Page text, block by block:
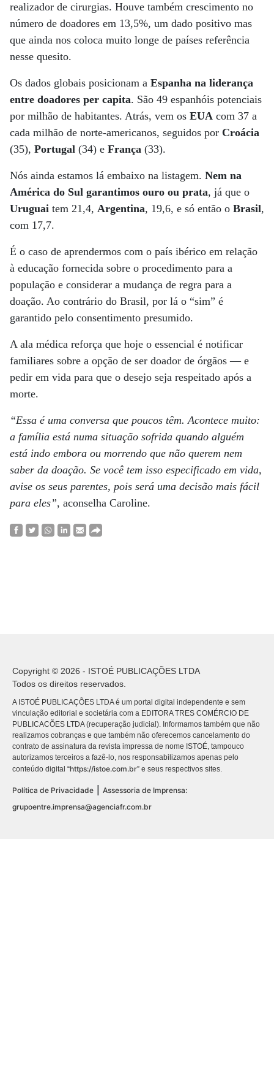
realizador de cirurgias. Houve também crescimento no
número de doadores em 13,5%, um dado positivo mas
que ainda nos coloca muito longe de países referência
nesse quesito.
Os dados globais posicionam a Espanha na liderança
entre doadores per capita. São 49 espanhóis potenciais
por milhão de habitantes. Atrás, vem os EUA com 37 a
cada milhão de norte-americanos, seguidos por Croácia
(35), Portugal (34) e França (33).
Nós ainda estamos lá embaixo na listagem. Nem na
América do Sul garantimos ouro ou prata, já que o
Uruguai tem 21,4, Argentina, 19,6, e só então o Brasil,
com 17,7.
É o caso de aprendermos com o país ibérico em relação
à educação fornecida sobre o procedimento para a
população e considerar a mudança de regra para a
doação. Ao contrário do Brasil, por lá o “sim” é
garantido pelo consentimento presumido.
A ala médica reforça que hoje o essencial é notificar
familiares sobre a opção de ser doador de órgãos — e
pedir em vida para que o desejo seja respeitado após a
morte.
“Essa é uma conversa que poucos têm. Acontece muito:
a família está numa situação sofrida quando alguém
está indo embora ou morrendo que não querem nem
saber da doação. Se você tem isso especificado em vida,
avise os seus parentes, pois será uma decisão mais fácil
para eles”, aconselha Caroline.
Copyright © 2026 - ISTOÉ PUBLICAÇÕES LTDA
Todos os direitos reservados.
A ISTOÉ PUBLICAÇÕES LTDA é um portal digital independente e sem
vinculação editorial e societária com a EDITORA TRES COMÉRCIO DE
PUBLICACÕES LTDA (recuperação judicial). Informamos também que não
realizamos cobranças e que também não oferecemos cancelamento do
contrato de assinatura da revista impressa de nome ISTOÉ, tampouco
autorizamos terceiros a fazê-lo, nos responsabilizamos apenas pelo
conteúdo digital “https://istoe.com.br” e seus respectivos sites.
Política de Privacidade
Assessoria de Imprensa:
grupoentre.imprensa@agenciafr.com.br